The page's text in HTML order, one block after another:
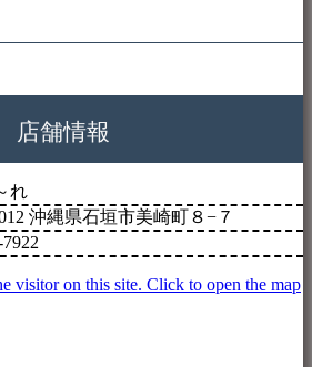
店舗情報
れ
沖縄県石垣市美崎町８−７
visitor on this site. Click to open the map